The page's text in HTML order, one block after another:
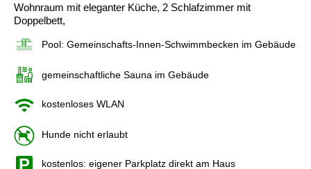
Wohnraum mit eleganter Küche, 2 Schlafzimmer mit
Doppelbett,
Pool: Gemeinschafts-Innen-Schwimmbecken im Gebäude
gemeinschaftliche Sauna im Gebäude
kostenloses WLAN
Hunde nicht erlaubt
kostenlos: eigener Parkplatz direkt am Haus